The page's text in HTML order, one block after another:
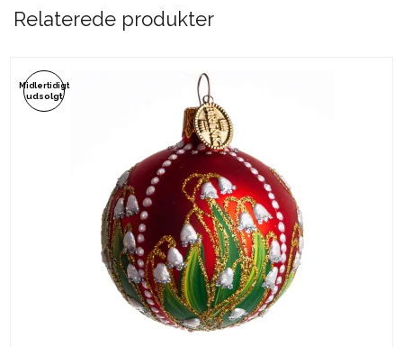
Relaterede produkter
Midlertidigt
udsolgt